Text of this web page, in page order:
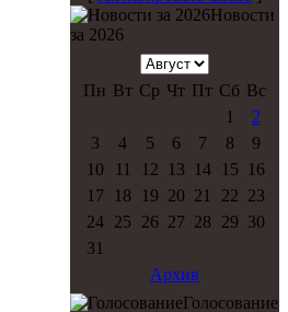
Новости
за 2026
Пн Вт Ср Чт Пт Сб Вс
1
2
3
4 5 6 7 8
9
10
11 12 13 14 15
16
17
18 19 20 21 22 23
24
25 26 27 28 29 30
31
Архив
Голосование